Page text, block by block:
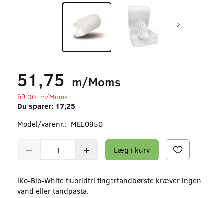
51,75 m/Moms
69,00m/Moms
Du sparer: 17,25
Model/varenr.: MEL0950
Læg i kurv
iKo-Bio-White fluoridfri fingertandbørste kræver ingen
vand eller tandpasta.